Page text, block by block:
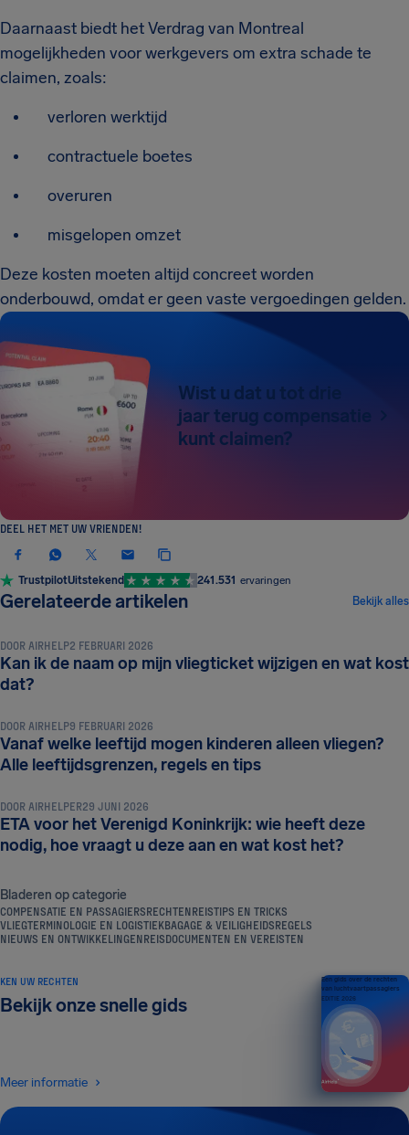
Daarnaast biedt het Verdrag van Montreal
mogelijkheden voor werkgevers om extra schade te
claimen, zoals:
verloren werktijd
contractuele boetes
overuren
misgelopen omzet
Deze kosten moeten altijd concreet worden
onderbouwd, omdat er geen vaste vergoedingen gelden.
Wist u dat u tot drie
jaar terug compensatie
kunt claimen?
DEEL HET MET UW VRIENDEN!
TrustpilotUitstekend 241.531 ervaringen
Gerelateerde artikelen Bekijk alles
REISDOCUMENTEN EN VEREISTEN
DOOR AIRHELP2 FEBRUARI 2026
Kan ik de naam op mijn vliegticket wijzigen en wat kost
dat?
REISDOCUMENTEN EN VEREISTEN
DOOR AIRHELP9 FEBRUARI 2026
Vanaf welke leeftijd mogen kinderen alleen vliegen?
Alle leeftijdsgrenzen, regels en tips
REISDOCUMENTEN EN VEREISTEN
DOOR AIRHELPER29 JUNI 2026
ETA voor het Verenigd Koninkrijk: wie heeft deze
nodig, hoe vraagt u deze aan en wat kost het?
Bladeren op categorie
COMPENSATIE EN PASSAGIERSRECHTENREISTIPS EN TRICKS
VLIEGTERMINOLOGIE EN LOGISTIEKBAGAGE & VEILIGHEIDSREGELS
NIEUWS EN ONTWIKKELINGENREISDOCUMENTEN EN VEREISTEN
KEN UW RECHTEN
Bekijk onze snelle gids
Meer informatie
Een gids over de rechten
van luchtvaartpassagiers
EDITIE 2026